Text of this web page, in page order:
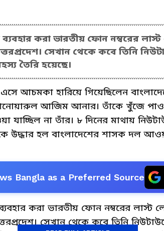
করা ভারতীয় ফোন নম্বরের
সেখান থেকে কবে তিনি
তৈরি হয়েছে।
আচমকা হারিয়ে গিয়েছিলেন
আজিম আনার। তাঁকে খুঁজে
না তাঁর। ৮ দিনের মাথায়
উদ্ধার হল বাংলাদেশের শাসক দল
Bangla as a Preferred Source
করা ভারতীয় ফোন নম্বরের লাস্ট
সেখান থেকে কবে তিনি